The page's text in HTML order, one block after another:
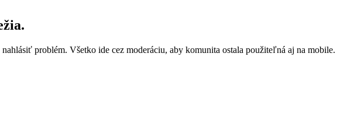
problém. Všetko ide cez moderáciu, aby komunita ostala použiteľná aj na mobile.